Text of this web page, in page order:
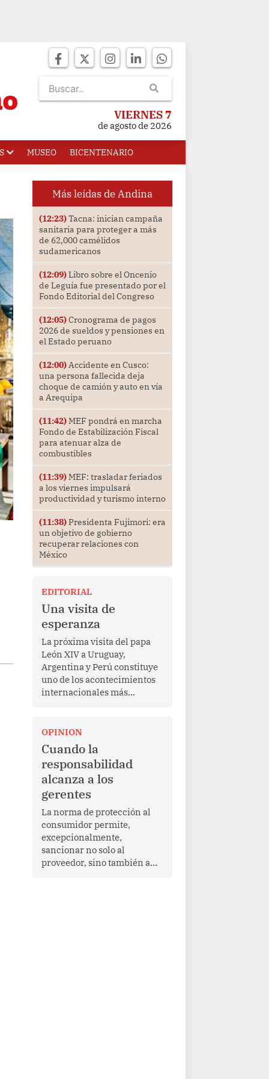
VIERNES 7
de agosto de 2026
MUSEO BICENTENARIO
Más leídas de Andina
(12:23)Tacna: inician campaña
sanitaria para proteger a más
de 62,000 camélidos
sudamericanos
(12:09)Libro sobre el Oncenio
de Leguía fue presentado por el
Fondo Editorial del Congreso
(12:05)Cronograma de pagos
2026 de sueldos y pensiones en
el Estado peruano
(12:00)Accidente en Cusco:
una persona fallecida deja
choque de camión y auto en vía
a Arequipa
(11:42)MEF pondrá en marcha
Fondo de Estabilización Fiscal
para atenuar alza de
combustibles
(11:39)MEF: trasladar feriados
a los viernes impulsará
productividad y turismo interno
(11:38)Presidenta Fujimori: era
un objetivo de gobierno
recuperar relaciones con
México
EDITORIAL
Una visita de
esperanza
La próxima visita del papa
León XIV a Uruguay,
Argentina y Perú constituye
uno de los acontecimientos
internacionales más
Más allá de su dimensión
religiosa, esta gira
representa una oportunidad
para reafirmar el valor del
diálogo, fortalecer los
vínculos entre los pueblos y
proyectar una imagen de
cooperación en una región
que enfrenta desafíos en
materia de desarrollo,
cohesión social y
gobernabilidad.
OPINION
Cuando la
responsabilidad
alcanza a los
gerentes
La norma de protección al
consumidor permite,
excepcionalmente,
sancionar no solo al
proveedor, sino también a